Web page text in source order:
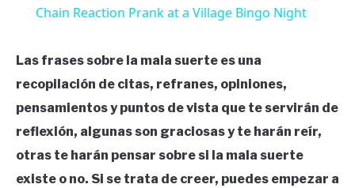
Chain Reaction Prank at a Village Bingo Night
Las frases sobre la mala suerte es una
recopilación de citas, refranes, opiniones,
pensamientos y puntos de vista que te servirán de
reflexión, algunas son graciosas y te harán reír,
otras te harán pensar sobre si la mala suerte
existe o no. Si se trata de creer, puedes empezar a